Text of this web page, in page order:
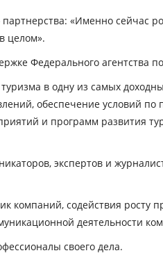
партнерства: «Именно сейчас
целом».
Федерального агентства
в одну из самых
обеспечение условий
и программ развития
экспертов и
содействия росту
деятельности
своего дела.